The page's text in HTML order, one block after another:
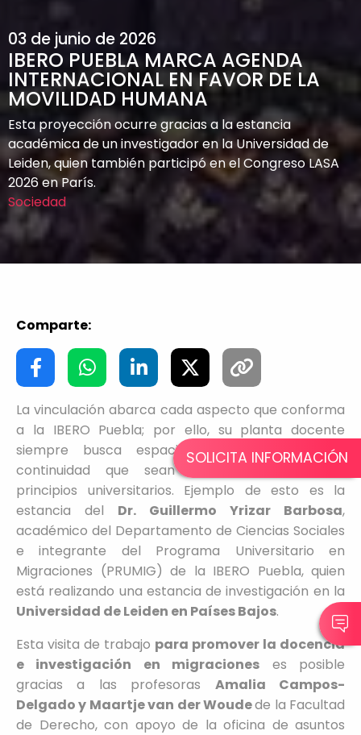
03 de junio de 2026
IBERO PUEBLA MARCA AGENDA
INTERNACIONAL EN FAVOR DE LA
MOVILIDAD HUMANA
Esta proyección ocurre gracias a la estancia
académica de un investigador en la Universidad de
Leiden, quien también participó en el Congreso LASA
2026 en París.
Sociedad
Comparte:
La vinculación abarca cada aspecto que conforma
a la IBERO Puebla; por ello, su planta docente
siempre busca espacios de colaboración y
continuidad que sean congruentes con los
principios universitarios. Ejemplo de esto es la
estancia del Dr. Guillermo Yrizar Barbosa,
académico del Departamento de Ciencias Sociales
e integrante del Programa Universitario en
Migraciones (PRUMIG) de la IBERO Puebla, quien
está realizando una estancia de investigación en la
Universidad de Leiden en Países Bajos.
Esta visita de trabajo para promover la docencia
e investigación en migraciones es posible
gracias a las profesoras Amalia Campos-
Delgado y Maartje van der Woudede la Facultad
de Derecho, con apoyo de la oficina de asuntos
SOLICITA INFORMACIÓN